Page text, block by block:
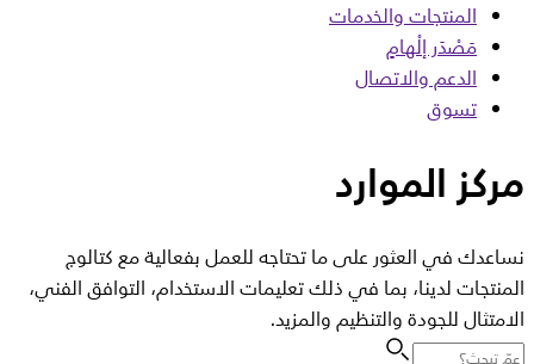
المنتجات والخدمات
مَصْدَر إلْهامٍ
الدعم والاتصال
تسوق
مركز الموارد
نساعدك في العثور على ما تحتاجه للعمل بفعالية مع كتالوج
المنتجات لدينا، بما في ذلك تعليمات الاستخدام، التوافق الفني،
الامتثال للجودة والتنظيم والمزيد.